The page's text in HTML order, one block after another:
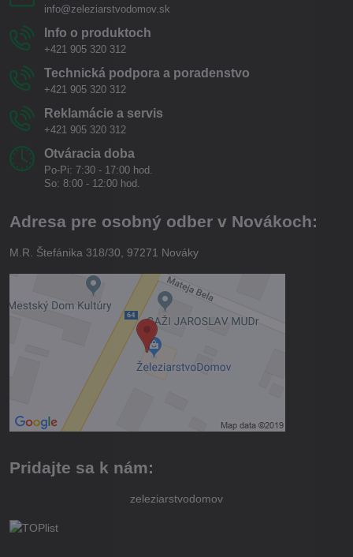
info@zeleziarstvodomov.sk
Info o produktoch
+421 905 320 312
Technická podpora a poradenstvo
+421 905 320 312
Reklamácie a servis
+421 905 320 312
Otváracia doba
Po-Pi: 7:30 - 17:00 hod.
So: 8:00 - 12:00 hod.
Adresa pre osobný odber v Novákoch:
M.R. Štefánika 318/30, 97271 Nováky
Pridajte sa k nám:
zeleziarstvodomov